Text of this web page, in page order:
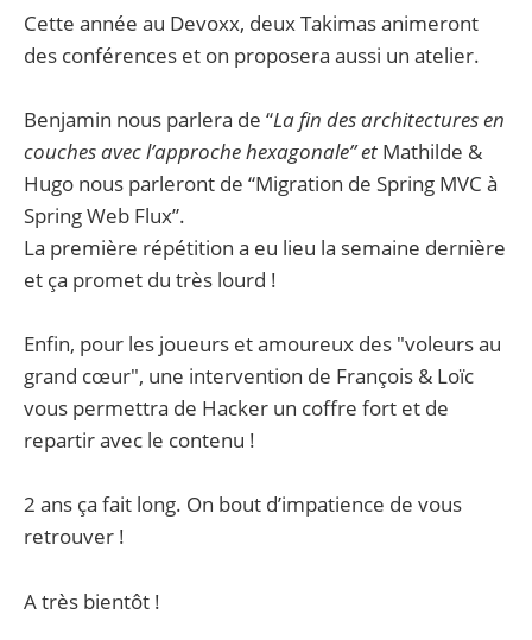
Cette année au Devoxx, deux Takimas animeront
des conférences et on proposera aussi un atelier.
Benjamin nous parlera de “La fin des architectures en
couches avec l’approche hexagonale” et Mathilde &
Hugo nous parleront de “Migration de Spring MVC à
Spring Web Flux”.
La première répétition a eu lieu la semaine dernière
et ça promet du très lourd !
Enfin, pour les joueurs et amoureux des "voleurs au
grand cœur", une intervention de François & Loïc
vous permettra de Hacker un coffre fort et de
repartir avec le contenu !
2 ans ça fait long. On bout d’impatience de vous
retrouver !
A très bientôt !